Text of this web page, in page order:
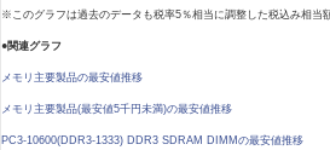
※このグラフは過去のデータも税率5％相当に調整した税込み相当
●関連グラフ
メモリ主要製品の最安値推移
メモリ主要製品(最安値5千円未満)の最安値推移
PC3-10600(DDR3-1333) DDR3 SDRAM DIMMの最安値推移